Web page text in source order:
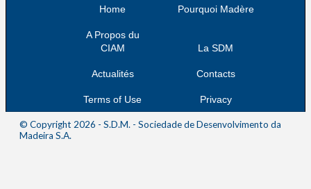
Home Pourquoi Madère
A Propos du
CIAM
La SDM
Actualités Contacts
Terms of Use Privacy
© Copyright 2026 - S.D.M. - Sociedade de Desenvolvimento da
Madeira S.A.